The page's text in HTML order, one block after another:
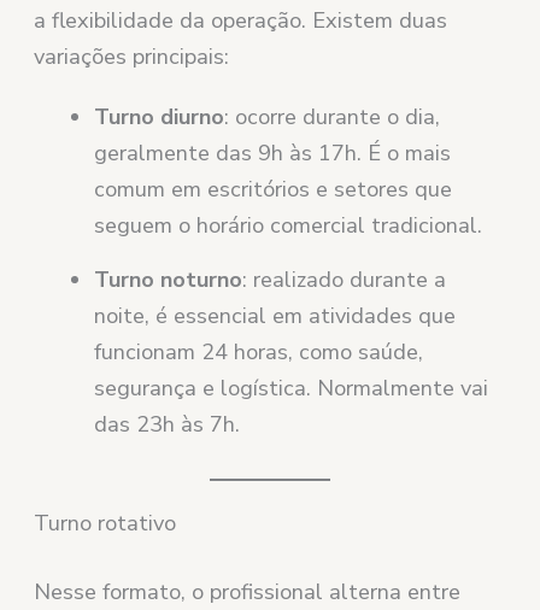
a flexibilidade da operação. Existem duas
variações principais:
Turno diurno: ocorre durante o dia,
geralmente das 9h às 17h. É o mais
comum em escritórios e setores que
seguem o horário comercial tradicional.
Turno noturno: realizado durante a
noite, é essencial em atividades que
funcionam 24 horas, como saúde,
segurança e logística. Normalmente vai
das 23h às 7h.
Turno rotativo
Nesse formato, o profissional alterna entre